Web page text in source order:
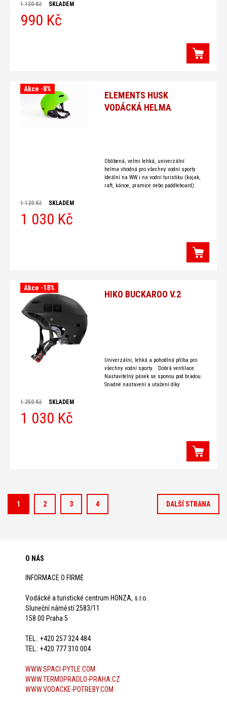
1 130 Kč SKLADEM
990 Kč
ELEMENTS HUSK
VODÁCKÁ HELMA
Akce -8%
Oblíbená, velmi lehká, univerzální
helma vhodná pro všechny vodní sporty.
Ideální na WW i na vodní turistiku (kajak,
raft, kánoe, pramice nebo paddleboard).
1 120 Kč SKLADEM
1 030 Kč
HIKO BUCKAROO V.2
Akce -18%
Univerzální, lehká a pohodlná přilba pro
všechny vodní sporty. Dobrá ventilace.
Nastavitelný pásek se sponou pod bradou.
Snadné nastavení a utažení díky
1 250 Kč SKLADEM
1 030 Kč
1 2 3 4 DALŠÍ STRANA
O NÁS
INFORMACE O FIRMĚ
Vodácké a turistické centrum HONZA, s.r.o.
Sluneční náměstí 2583/11
158 00 Praha 5
TEL.: +420 257 324 484
TEL.: +420 777 310 004
WWW.SPACI-PYTLE.COM
WWW.TERMOPRADLO-PRAHA.CZ
WWW.VODACKE-POTREBY.COM